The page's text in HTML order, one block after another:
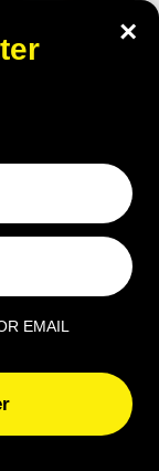
mas
atual de
×
EMAIL